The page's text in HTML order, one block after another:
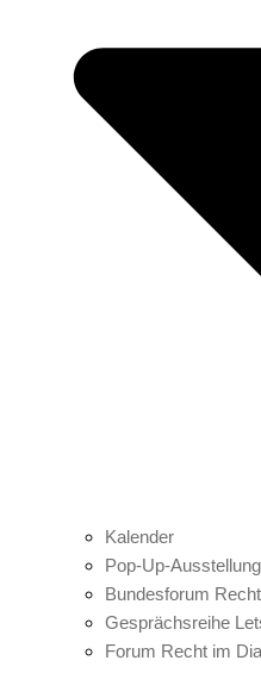
Kalender
Pop-Up-Ausstellung
Bundesforum
Gesprächsreihe
Forum Recht im